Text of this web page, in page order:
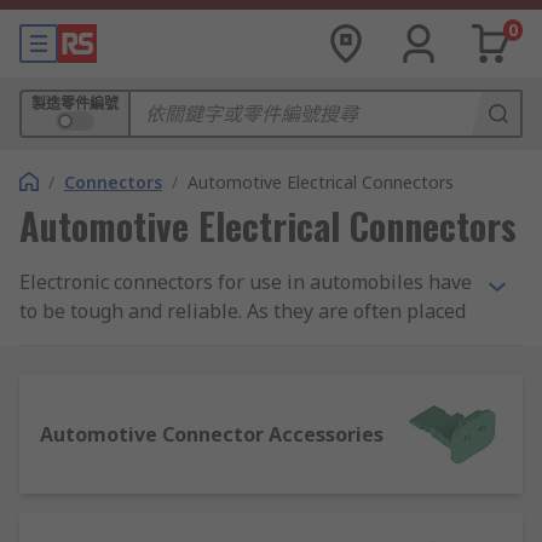
0
製造零件編號
/ Connectors / Automotive Electrical Connectors
Automotive Electrical Connectors
Electronic connectors for use in automobiles have
to be tough and reliable. As they are often placed
have a good degree of heat resistance. Also, due
Automotive Connector Accessories